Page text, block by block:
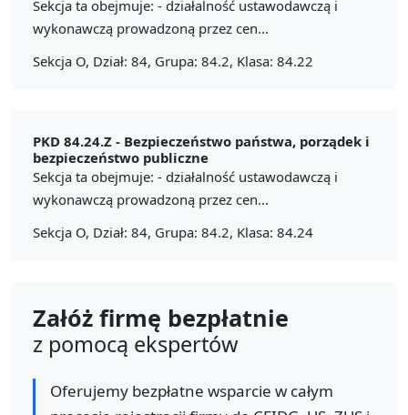
Sekcja ta obejmuje: - działalność ustawodawczą i
wykonawczą prowadzoną przez cen...
Sekcja O, Dział: 84, Grupa: 84.2, Klasa: 84.22
PKD 84.24.Z - Bezpieczeństwo państwa, porządek i
bezpieczeństwo publiczne
Sekcja ta obejmuje: - działalność ustawodawczą i
wykonawczą prowadzoną przez cen...
Sekcja O, Dział: 84, Grupa: 84.2, Klasa: 84.24
Załóż firmę bezpłatnie
z pomocą ekspertów
Oferujemy bezpłatne wsparcie w całym